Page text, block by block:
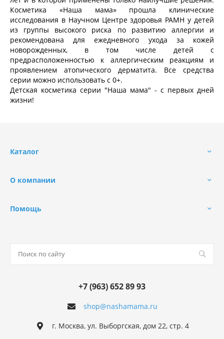
Косметика «Наша мама» прошла клинические
исследования в Научном Центре здоровья РАМН у детей
из группы высокого риска по развитию аллергии и
рекомендована для ежедневного ухода за кожей
новорожденных, в том числе детей с
предрасположенностью к аллергическим реакциям и
проявлением атопического дерматита. Все средства
серии можно использовать с 0+.
Детская косметика серии "Наша мама" - с первых дней
жизни!
Каталог
О компании
Помощь
shop@nashamama.ru
+7 (963) 652 89 93
г. Москва, ул. Выборгская, дом 22, стр. 4